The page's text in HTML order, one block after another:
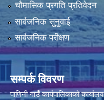
चौमासिक प्रगति प्रतिवेदन
सार्वजनिक सुनुवाई
सार्वजनिक परीक्षण
सम्पर्क विवरण
पाणिनी गाउँ कार्यपालिकाको कार्यालय